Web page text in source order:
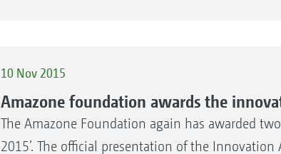
10 Nov 2015
Amazone foundation awards the
The Amazone Foundation again has awarded
2015’. The official presentation of the